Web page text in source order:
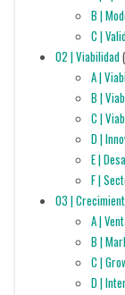
B |
C |
02 | Viabilidad
A |
B |
C |
D |
E |
F |
03 |
A |
B |
C |
D |